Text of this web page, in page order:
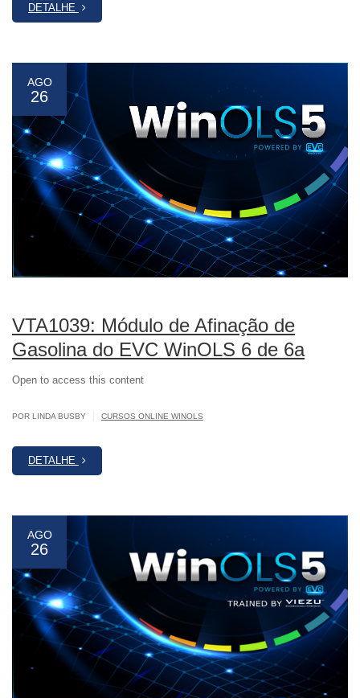
DETALHE
AGO
26
VTA1039: Módulo de Afinação de
Gasolina do EVC WinOLS 6 de 6a
Open to access this content
POR LINDA BUSBY CURSOS ONLINE WINOLS
DETALHE
AGO
26